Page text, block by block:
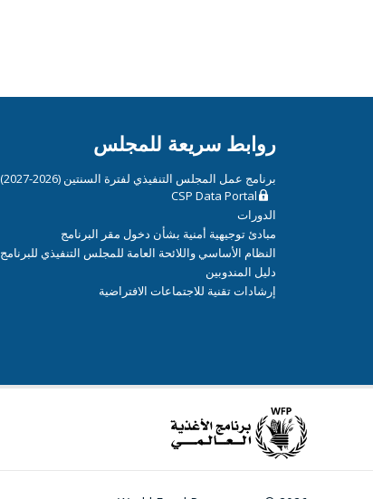
روابط سريعة للمجلس
برنامج عمل المجلس التنفيذي لفترة السنتين (2026-2027)
CSP Data Portal
الدورات
مبادئ توجيهية أمنية بشأن دخول مقر البرنامج
النظام الأساسي واللائحة العامة للمجلس التنفيذي للبرنامج
دليل المندوبين
إرشادات تقنية للاجتماعات الافتراضية